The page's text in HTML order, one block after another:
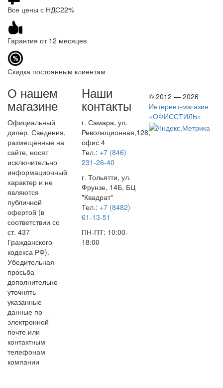
Все цены с НДС22%
Гарантия от 12 месяцев
Скидка постоянным клиентам
О нашем
магазине
Официальный
дилер. Сведения,
размещенные на
сайте, носят
исключительно
информационный
характер и не
являются
публичной
офертой (в
соответствии со
ст. 437
Гражданского
кодекса РФ).
Убедительная
просьба
дополнительно
уточнять
указанные
данные по
электронной
почте или
контактным
телефонам
компании
Наши
контакты
г. Самара, ул.
Революционная,128,
офис 4
Тел.: +7 (846)
231-26-40
г. Тольятти, ул.
Фрунзе, 14Б, БЦ
"Квадрат"
Тел.: +7 (8482)
61-13-51
ПН-ПТ: 10:00-
18:00
© 2012 — 2026
Интернет-магазин
«ОФИССТИЛЬ»